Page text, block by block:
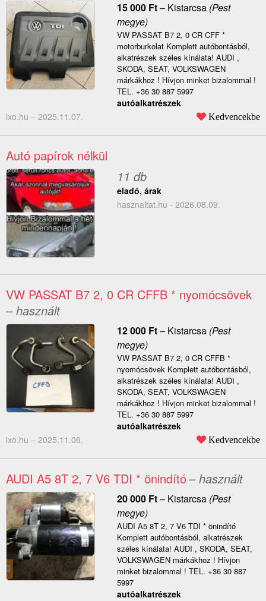
15 000 Ft– Kistarcsa(Pest
megye)
VW PASSAT B7 2, 0 CR CFF *
motorburkolat Komplett autóbontásból,
alkatrészek széles kínálata! AUDI ,
SKODA, SEAT, VOLKSWAGEN
márkákhoz ! Hívjon minket bizalommal !
TEL. +36 30 887 5997
autóalkatrészek
lxo.hu – 2025.11.07. Kedvencekbe
Autó papírok nélkül
11 db
eladó, árak
hasznaltat.hu - 2026.08.09.
VW PASSAT B7 2, 0 CR CFFB * nyomócsövek
– használt
12 000 Ft– Kistarcsa(Pest
megye)
VW PASSAT B7 2, 0 CR CFFB *
nyomócsövek Komplett autóbontásból,
alkatrészek széles kínálata! AUDI ,
SKODA, SEAT, VOLKSWAGEN
márkákhoz ! Hívjon minket bizalommal !
TEL. +36 30 887 5997
autóalkatrészek
lxo.hu – 2025.11.06. Kedvencekbe
AUDI A5 8T 2, 7 V6 TDI * önindító– használt
20 000 Ft– Kistarcsa(Pest
megye)
AUDI A5 8T 2, 7 V6 TDI * önindító
Komplett autóbontásból, alkatrészek
széles kínálata! AUDI , SKODA, SEAT,
VOLKSWAGEN márkákhoz ! Hívjon
minket bizalommal ! TEL. +36 30 887
5997
autóalkatrészek